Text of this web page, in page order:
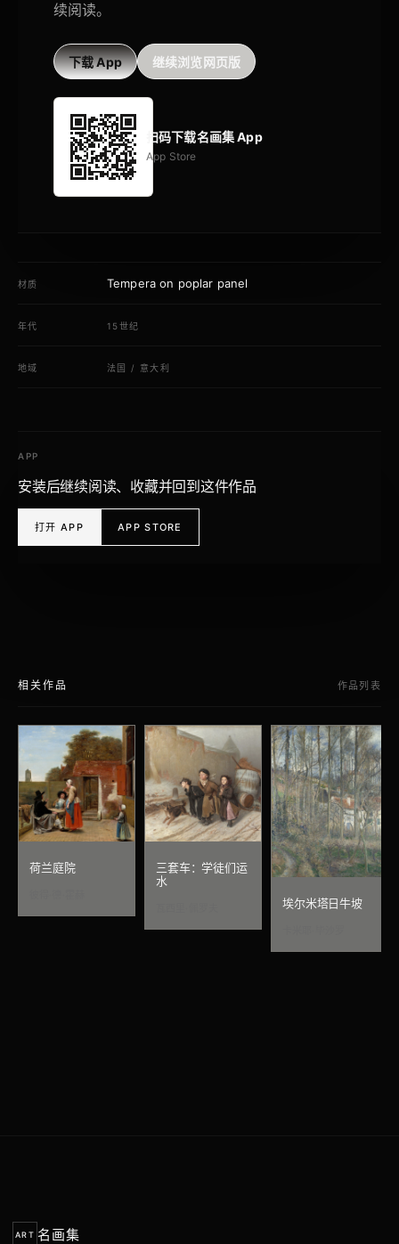
续阅读。
下载 App 继续浏览网页版
扫码下载名画集 App
App Store
材质 Tempera on poplar panel
年代 15世纪
地域 法国 / 意大利
APP
安装后继续阅读、收藏并回到这件作品
打开 APP APP STORE
相关作品 作品列表
荷兰庭院
三套车：学徒们运
水
埃尔米塔日牛坡
ART 名画集